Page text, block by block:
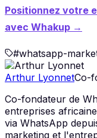
Positionnez votre
avec Whakup →
#whatsapp-
Arthur LyonnetCo-
Co-fondateur de
entreprises
via WhatsApp
marketing et